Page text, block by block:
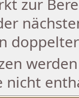
zur
nicht